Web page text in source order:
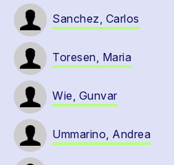
Sanchez, Carlos
Toresen, Maria
Wie, Gunvar
Ummarino, Andrea